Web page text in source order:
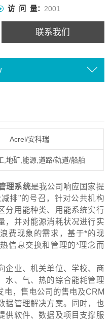
访 问 量： 2001
联系我们
Acrel/安科瑞
,地矿,能源,道路/轨道/船舶
理系统是我公司响应国家提
排"的号召，针对公共机构
分用能种类、用能系统实行
，并对能源消耗状况进行实
费现象的需求，基于*的现
信息交换和管理的*理念而
企业、机关单位、学校、商
水、气、热的综合能耗管理
电，售电公司的售电及CRM
据管理解决方案。同时，也
供软件、数据及项目支撑服